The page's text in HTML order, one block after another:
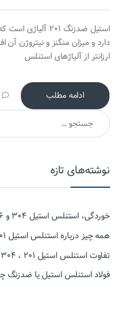
دارد و میزان منگنز و نیتروژن
ارزانتر از آلیاژهای استنلس
ادامه مطلب
جستجو برای:
نوشته‌های تازه
خوردگی، استنلس استیل ۳۰۴ و ۳۱۶
همه چیز درباره استنلس استیل ۲۰۱
تفاوت استنلس استیل ۲۰۱ ، ۳۰۴ و ۳۱۶
فولاد استنلس استیل یا